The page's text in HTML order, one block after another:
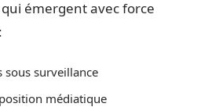
émergent avec force
sous surveillance
médiatique